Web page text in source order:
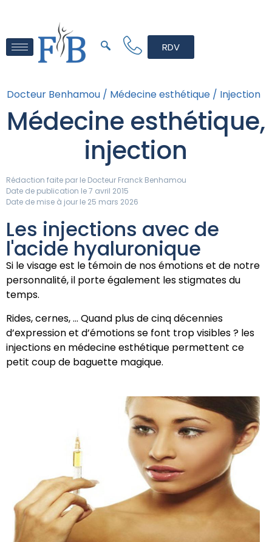
RDV
Docteur Benhamou / Médecine esthétique / Injection
Médecine esthétique,
injection
Rédaction faite par le Docteur Franck Benhamou
Date de publication le 7 avril 2015
Date de mise à jour le 25 mars 2026
Les injections avec de
l'acide hyaluronique
Si le visage est le témoin de nos émotions et de notre
personnalité, il porte également les stigmates du
temps.
Rides, cernes, … Quand plus de cinq décennies
d’expression et d’émotions se font trop visibles ? les
injections en médecine esthétique permettent ce
petit coup de baguette magique.